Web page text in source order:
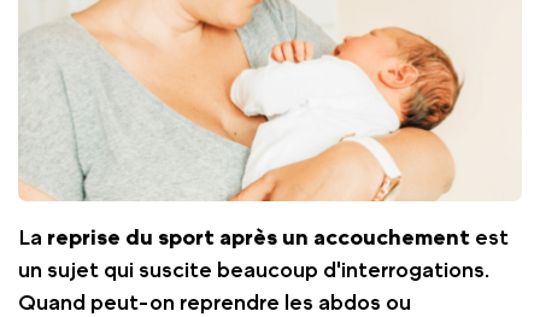
La reprise du sport après un accouchement est
un sujet qui suscite beaucoup d'interrogations.
Quand peut-on reprendre les abdos ou